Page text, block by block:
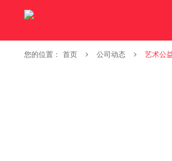
您的位置：首页 公司动态 艺术公